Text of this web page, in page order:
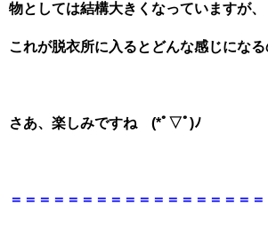
物としては結構大きくなっていますが、
これが脱衣所に入るとどんな感じになる
さあ、楽しみですね (*ﾟ▽ﾟ)ﾉ
＝＝＝＝＝＝＝＝＝＝＝＝＝＝＝＝＝＝